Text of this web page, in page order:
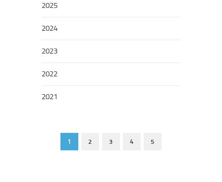
2025
2024
2023
2022
2021
1 2 3 4 5